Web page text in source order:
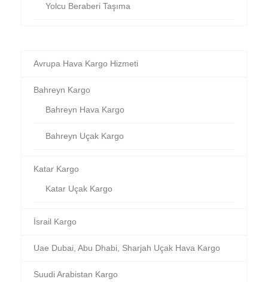
Yolcu Beraberi Taşıma
Avrupa Hava Kargo Hizmeti
Bahreyn Kargo
Bahreyn Hava Kargo
Bahreyn Uçak Kargo
Katar Kargo
Katar Uçak Kargo
İsrail Kargo
Uae Dubai, Abu Dhabi, Sharjah Uçak Hava Kargo
Suudi Arabistan Kargo